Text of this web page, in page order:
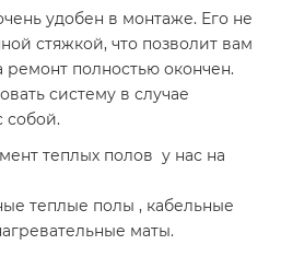
удобен в монтаже. Его не
стяжкой, что позволит вам
ремонт полностью окончен.
систему в случае
собой.
теплых полов у нас на
теплые полы , кабельные
маты.